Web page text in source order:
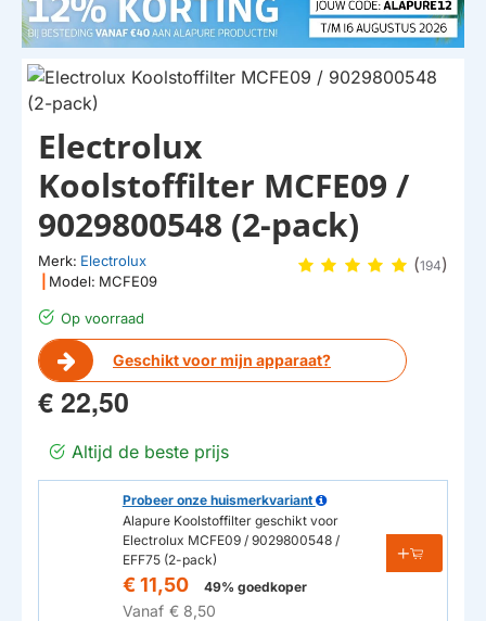
Op voorraad
Geschikt voor mijn apparaat?
Electrolux
Koolstoffilter MCFE09 /
9029800548 (2-pack)
Merk: Electrolux
Model: MCFE09
(194)
€ 22,50
Altijd de beste prijs
Probeer onze huismerkvariant
Alapure Koolstoffilter geschikt voor
Electrolux MCFE09 / 9029800548 /
EFF75 (2-pack)
€ 11,50 49% goedkoper
Vanaf € 8,50